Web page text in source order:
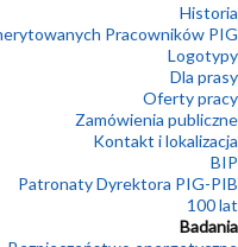
Historia
Pracowników PIG
Logotypy
Dla prasy
Oferty pracy
Zamówienia publiczne
Kontakt i lokalizacja
BIP
Patronaty Dyrektora PIG-PIB
100 lat
Badania